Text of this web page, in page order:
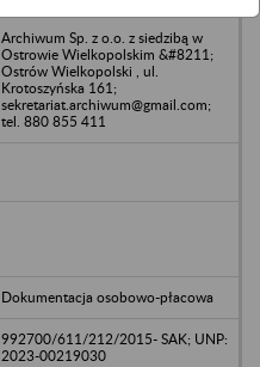
Archiwum Sp. z o.o. z siedzibą w
Ostrowie Wielkopolskim &#8211;
Ostrów Wielkopolski , ul.
Krotoszyńska 161;
sekretariat.archiwum@gmail.com;
tel. 880 855 411
Dokumentacja osobowo-płacowa
992700/611/212/2015- SAK; UNP:
2023-00219030